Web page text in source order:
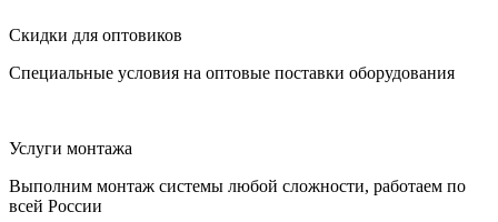
Скидки для оптовиков
Специальные условия на оптовые поставки оборудования
Услуги монтажа
Выполним монтаж системы любой сложности, работаем по
всей России